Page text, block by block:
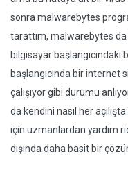
sonra malwarebytes
tarattım, malwarebytes
bilgisayar başlangıcındaki
başlangıcında bir internet
çalışıyor gibi durumu
da kendini nasıl her
için uzmanlardan yardım
dışında daha basit bir